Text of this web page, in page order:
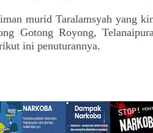
murid Taralamsyah yang
Gotong Royong,
ini penuturannya.